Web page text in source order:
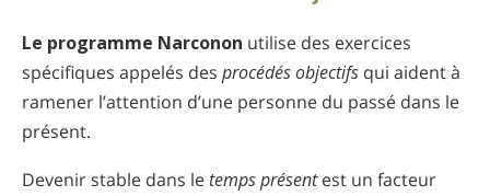
Portugais
Russe
Chinois
Le programme Narconon utilise des exercices
spécifiques appelés des procédés objectifs qui aident à
ramener l’attention d’une personne du passé dans le
présent.
Devenir stable dans le temps présentest un facteur